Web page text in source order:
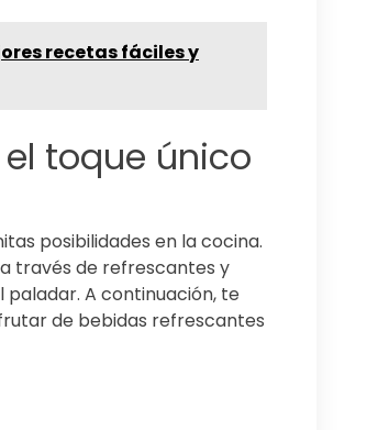
recetas fáciles y
toque único
posibilidades en la cocina.
través de refrescantes y
A continuación, te
de bebidas refrescantes